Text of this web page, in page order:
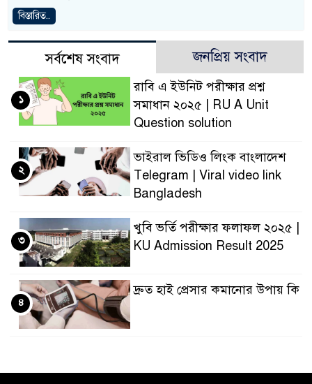
বিস্তারিত..
সর্বশেষ সংবাদ জনপ্রিয় সংবাদ
রাবি এ ইউনিট পরীক্ষার প্রশ্ন
সমাধান ২০২৫ | RU A Unit
Question solution
১
ভাইরাল ভিডিও লিংক বাংলাদেশ
Telegram | Viral video link
Bangladesh
২
খুবি ভর্তি পরীক্ষার ফলাফল ২০২৫ |
KU Admission Result 2025
৩
দ্রুত হাই প্রেসার কমানোর উপায় কি
৪
২০২৫ | Today Dakhil Exam